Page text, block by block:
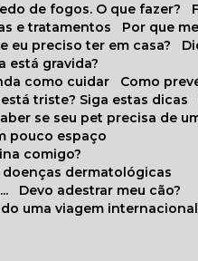
de fogos. O que fazer?
e tratamentos
Por que
eu preciso ter em casa?
está gravida?
como cuidar
Como
está triste? Siga estas dicas
se seu pet precisa de
pouco espaço
comigo?
doenças dermatológicas
Devo adestrar meu cão?
uma viagem